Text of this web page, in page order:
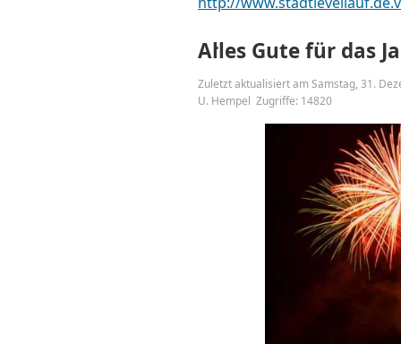
Alles Gute für das
Zuletzt aktualisiert am Samstag, 31.
U. Hempel Zugriffe: 14820